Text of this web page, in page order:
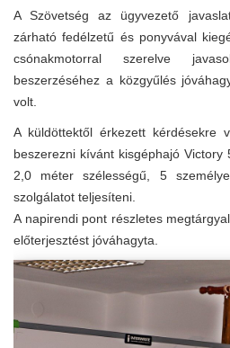
A Szövetség az ügyvezető
zárható fedélzetű és ponyvával
csónakmotorral szerelve
beszerzéséhez a közgyűlés
volt.
A küldöttektől érkezett kérdésekre
beszerezni kívánt kisgéphajó
2,0 méter szélességű, 5
szolgálatot teljesíteni.
A napirendi pont részletes
előterjesztést jóváhagyta.